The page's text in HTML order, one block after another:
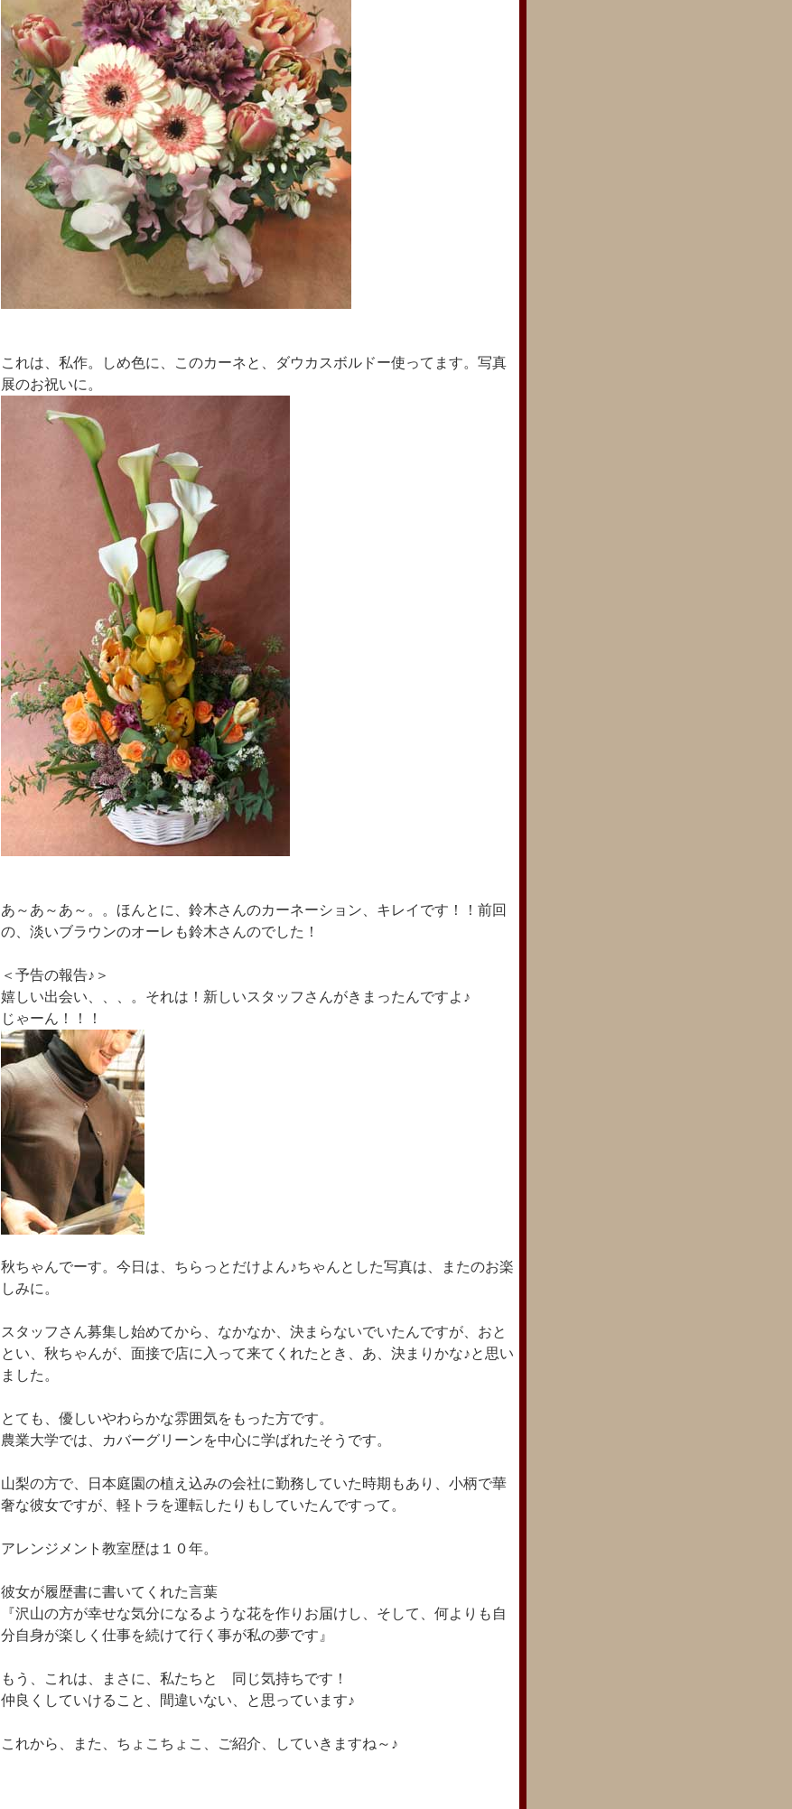
これは、私作。しめ色に、このカーネと、ダウカスボルドー使ってます。写真
展のお祝いに。
あ～あ～あ～。。ほんとに、鈴木さんのカーネーション、キレイです！！前回
の、淡いブラウンのオーレも鈴木さんのでした！
＜予告の報告♪＞
嬉しい出会い、、、。それは！新しいスタッフさんがきまったんですよ♪
じゃーん！！！
秋ちゃんでーす。今日は、ちらっとだけよん♪ちゃんとした写真は、またのお楽
しみに。
スタッフさん募集し始めてから、なかなか、決まらないでいたんですが、おと
とい、秋ちゃんが、面接で店に入って来てくれたとき、あ、決まりかな♪と思い
ました。
とても、優しいやわらかな雰囲気をもった方です。
農業大学では、カバーグリーンを中心に学ばれたそうです。
山梨の方で、日本庭園の植え込みの会社に勤務していた時期もあり、小柄で華
奢な彼女ですが、軽トラを運転したりもしていたんですって。
アレンジメント教室歴は１０年。
彼女が履歴書に書いてくれた言葉
『沢山の方が幸せな気分になるような花を作りお届けし、そして、何よりも自
分自身が楽しく仕事を続けて行く事が私の夢です』
もう、これは、まさに、私たちと 同じ気持ちです！
仲良くしていけること、間違いない、と思っています♪
これから、また、ちょこちょこ、ご紹介、していきますね～♪